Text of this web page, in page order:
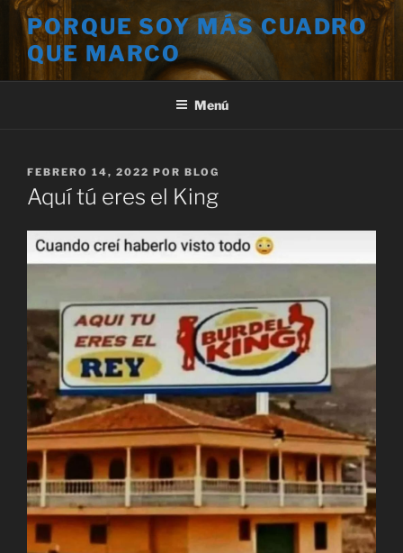
Saltar
contenido
PORQUE SOY MÁS CUADRO
QUE MARCO
Menú
PUBLICADO
EL
FEBRERO 14, 2022 POR BLOG
Aquí tú eres el King